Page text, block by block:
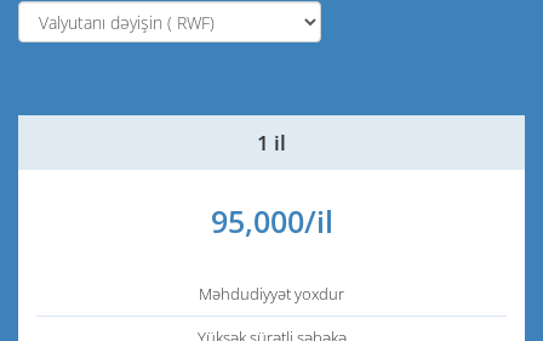
1 il
95,000/il
Məhdudiyyət yoxdur